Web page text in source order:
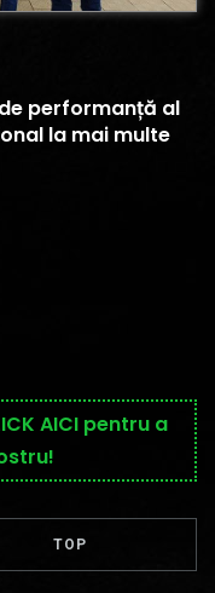
performanță al
la mai multe
AICI pentru a
TOP